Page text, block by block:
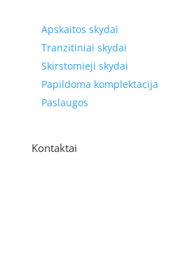
Apskaitos skydai
Tranzitiniai skydai
Skirstomieji skydai
Papildoma komplektacija
Paslaugos
Kontaktai